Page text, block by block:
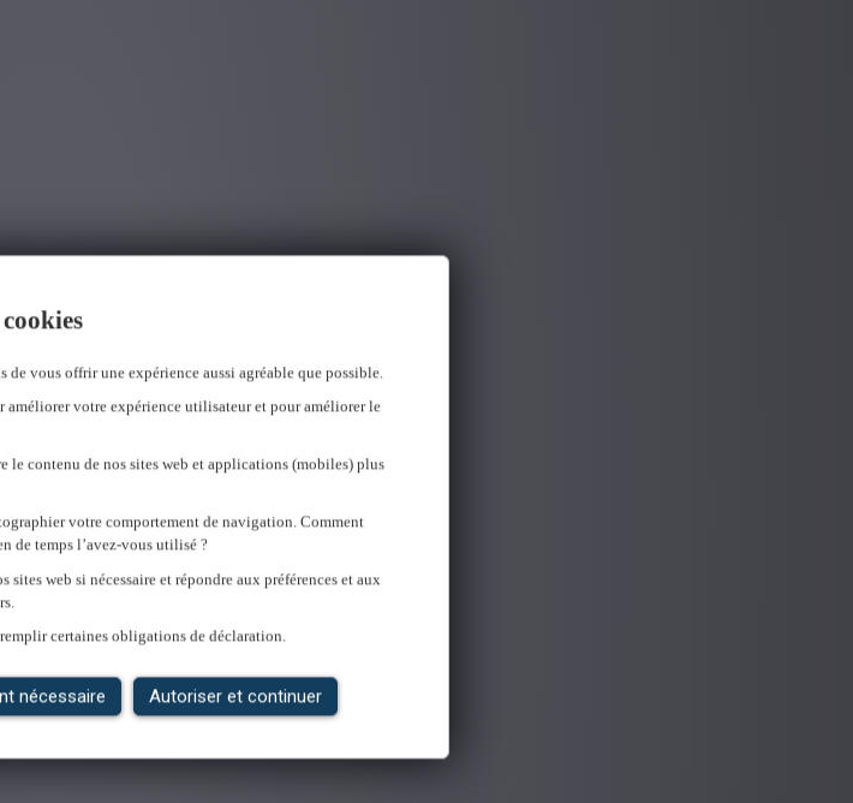
vous offrir une expérience aussi agréable que possible.
votre expérience utilisateur et pour améliorer le
le contenu de nos sites web et applications (mobiles) plus
votre comportement de navigation. Comment
de temps l’avez-vous utilisé ?
web si nécessaire et répondre aux préférences et aux
certaines obligations de déclaration.
nécessaire Autoriser et continuer